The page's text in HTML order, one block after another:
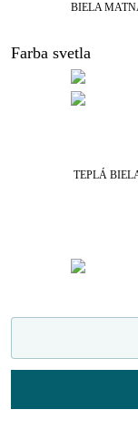
BIELA
Farba svetla
TEPLÁ